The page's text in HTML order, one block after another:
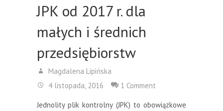
JPK od 2017 r. dla
małych i średnich
przedsiębiorstw
Magdalena Lipińska
4 listopada, 2016
1 Comment
Jednolity plik kontrolny (JPK) to obowiązkowe